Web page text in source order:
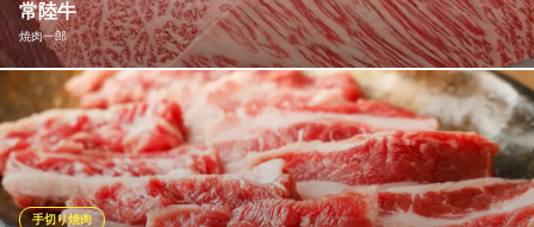
焼肉 秀門 土浦店
宮崎ブランド和牛焼肉
ＪＲ常磐線土浦駅西口 徒歩1分
茨城県土浦市大和町4-1 7F
常陸牛
焼肉一郎
茨城県が誇る銘柄牛の常陸牛を取り扱っております。
焼肉一郎
常陸牛焼肉
ＪＲ常磐線土浦駅 車10分
手切り焼肉